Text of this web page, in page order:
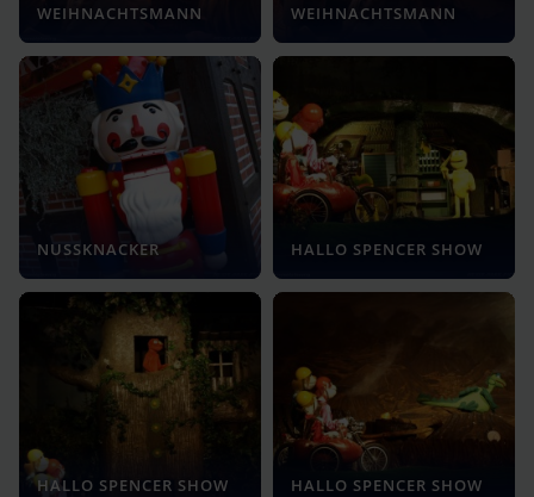
WEIHNACHTSMANN WEIHNACHTSMANN
NUSSKNACKER HALLO SPENCER SHOW
HALLO SPENCER SHOW HALLO SPENCER SHOW